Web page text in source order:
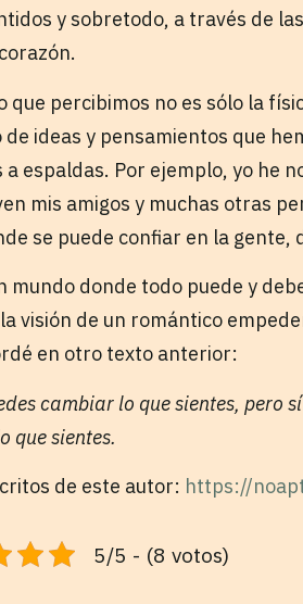
y sobretodo, a través de
que percibimos no es sólo la
ideas y pensamientos que
a espaldas. Por ejemplo, yo he
mis amigos y muchas otras
se puede confiar en la
mundo donde todo puede y
visión de un romántico
en otro texto anterior:
cambiar lo que sientes, pero
que sientes.
de este autor: https://
5/5 - (8 votos)